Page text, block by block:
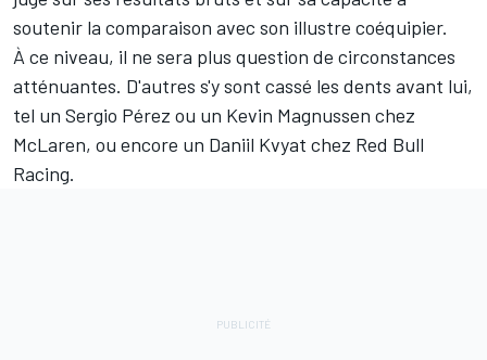
soutenir la comparaison avec son illustre coéquipier.
À ce niveau, il ne sera plus question de circonstances
atténuantes. D'autres s'y sont cassé les dents avant lui,
tel un Sergio Pérez ou un Kevin Magnussen chez
McLaren, ou encore un Daniil Kvyat chez Red Bull
Racing.